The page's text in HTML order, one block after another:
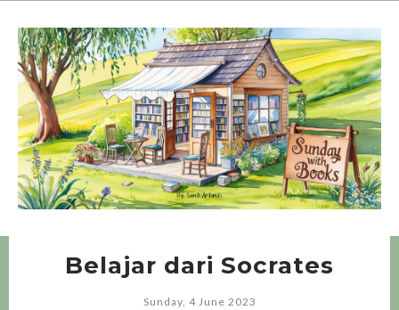
Belajar dari Socrates
Sunday, 4 June 2023